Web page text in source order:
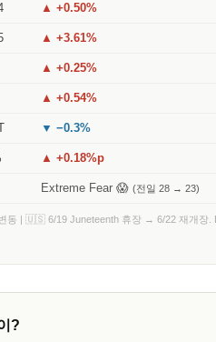
▲ +0.50%
▲ +3.61%
▲ +0.25%
▲ +0.54%
▼ −0.3%
▲ +0.18%p
Extreme Fear 😱 (전일 28 → 23)
동 | 🇺🇸 6/19 Juneteenth 휴장 → 6/22 재개장.
?